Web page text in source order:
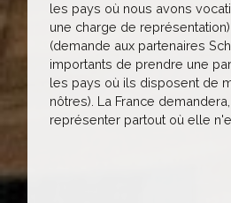
les pays où nous avons
une charge de
(demande aux partenaires
importants de prendre une
les pays où ils disposent de
nôtres). La France
représenter partout où elle